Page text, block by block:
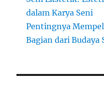
dalam Karya Seni
Pentingnya
Bagian dari Budaya